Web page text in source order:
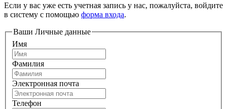
Если у вас уже есть учетная запись у нас, пожалуйста, войдите
в систему с помощью форма входа.
Ваши Личные данные
Имя
Фамилия
Электронная почта
Телефон